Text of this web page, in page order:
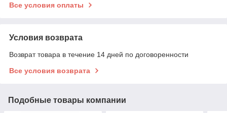
Все условия оплаты
Условия возврата
Возврат товара в течение 14 дней по договоренности
Все условия возврата
Подобные товары компании